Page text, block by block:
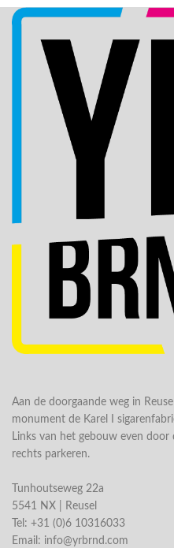
Aan de doorgaande weg in
monument de Karel I
Links van het gebouw even
rechts parkeren.
Tunhoutseweg 22a
5541 NX | Reusel
Tel: +31 (0)6 10316033
Email: info@yrbrnd.com